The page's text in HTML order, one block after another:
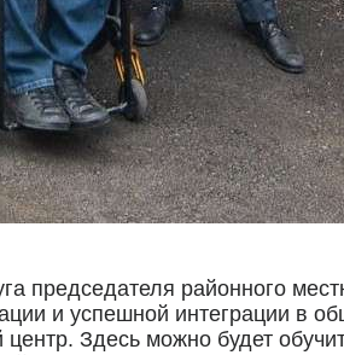
председателя районного
и успешной интеграции в
Здесь можно будет